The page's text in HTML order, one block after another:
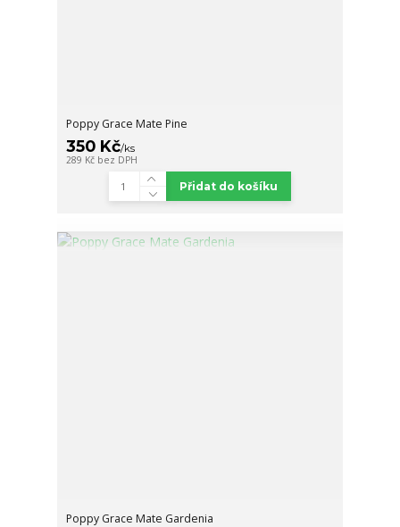
Poppy Grace Mate Pine
350 Kč/ks
289 Kč bez DPH
Přidat do košíku
Poppy Grace Mate Gardenia